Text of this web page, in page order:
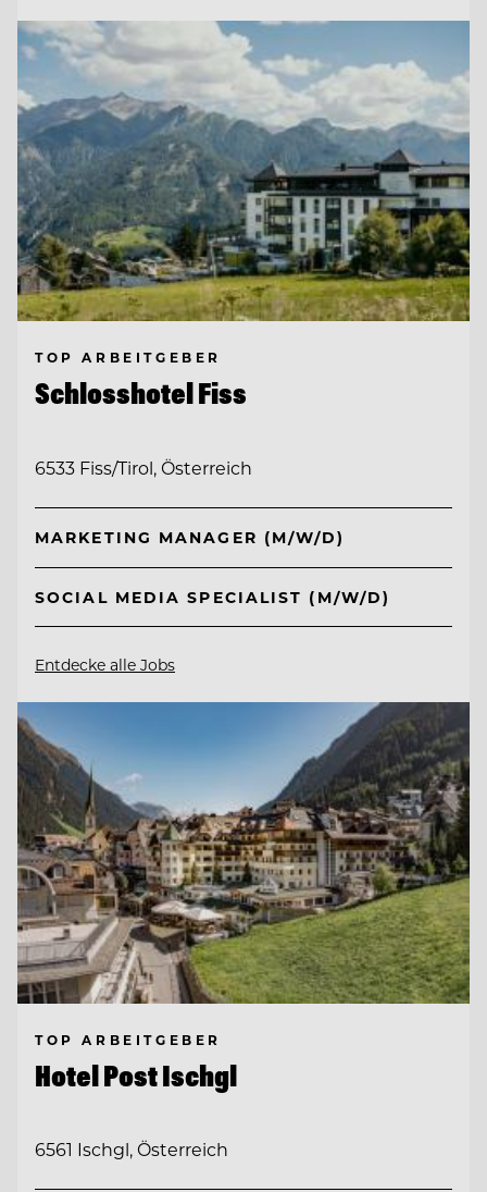
TOP ARBEITGEBER
Schlosshotel Fiss
6533 Fiss/Tirol, Österreich
MARKETING MANAGER (M/W/D)
SOCIAL MEDIA SPECIALIST (M/W/D)
Entdecke alle Jobs
TOP ARBEITGEBER
Hotel Post Ischgl
6561 Ischgl, Österreich